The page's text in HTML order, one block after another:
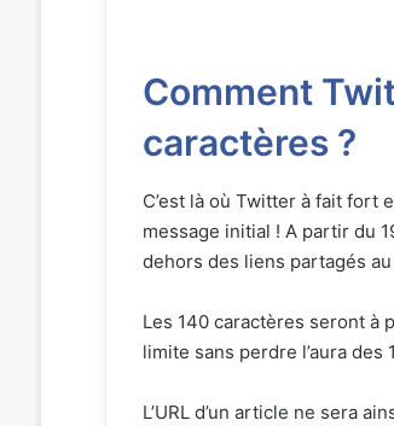
Comment
caractères ?
C’est là où Twitter à fait fort
message initial ! A partir du
dehors des liens partagés
Les 140 caractères seront à
limite sans perdre l’aura des
L’URL d’un article ne sera